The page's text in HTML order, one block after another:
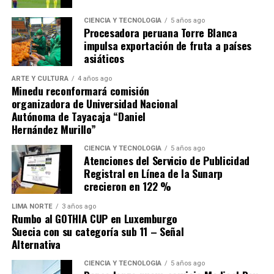
1. El origen: compra «no
competitiva» por más de s/ 31
millones
En setiembre de 2025, CENARES convocó el proceso no
competitivo (Contratación Directa N.° 22-2025-
CENARES/MINSA) para la adquisición de
unidades de Cloruro de Sodio de 1Lt.
313-2025-CENARES/MINSA fue otorgado
aALKOFARMA E.I.R.L.por un monto deS/
31,217,061.60
(a S/ 4.35 por unidad). El producto
suministrado no era de origen peruano, sino importado
de China del fabricante
Co., Ltd.con Registro Sanitario EE-13689.
CIENCIA Y TECNOLOGÍA 5 años ago
Procesadora peruana Torre Blanca
impulsa exportación de fruta a países
asiáticos
ARTE Y CULTURA 4 años ago
Minedu reconformará comisión
organizadora de Universidad Nacional
Autónoma de Tayacaja “Daniel
Hernández Murillo”
CIENCIA Y TECNOLOGÍA 5 años ago
Atenciones del Servicio de Publicidad
Registral en Línea de la Sunarp
crecieron en 122 %
LIMA NORTE 3 años ago
Rumbo al GOTHIA CUP en Luxemburgo
Suecia con su categoría sub 11 – Señal
Alternativa
CIENCIA Y TECNOLOGÍA 5 años ago